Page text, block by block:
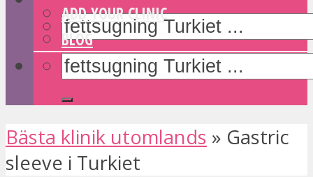
ADD YOUR CLINIC
BLOG
Bästa klinik utomlands » Gastric
sleeve i Turkiet